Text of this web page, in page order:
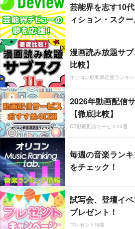
芸能界を志す10
ィション・スク
漫画読み放題サ
比較】
オリコン顧客満足度ランキ
2026年動画配信
【徹底比較】
CS動画配信サービス20選
毎週の音楽ラン
をチェック！
試写会、登壇イ
プレゼント！
プレゼント特集